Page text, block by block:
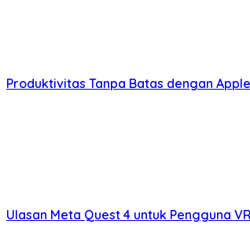
Produktivitas Tanpa Batas dengan
Ulasan Meta Quest 4 untuk Pengguna